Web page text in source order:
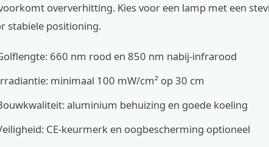
oververhitting. Kies voor een lamp met een
stabiele positioning.
660 nm rood en 850 nm nabij-infrarood
minimaal 100 mW/cm² op 30 cm
aluminium behuizing en goede koeling
CE-keurmerk en oogbescherming optioneel